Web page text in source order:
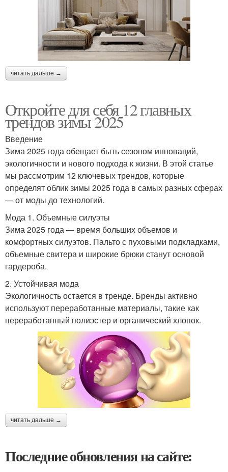
читать дальше →
Откройте для себя 12 главных
трендов зимы 2025
Введение
Зима 2025 года обещает быть сезоном инноваций,
экологичности и нового подхода к жизни. В этой статье
мы рассмотрим 12 ключевых трендов, которые
определят облик зимы 2025 года в самых разных сферах
— от моды до технологий.
Мода 1. Объемные силуэты
Зима 2025 года — время больших объемов и
комфортных силуэтов. Пальто с пуховыми подкладками,
объемные свитера и широкие брюки станут основой
гардероба.
2. Устойчивая мода
Экологичность остается в тренде. Бренды активно
используют переработанные материалы, такие как
переработанный полиэстер и органический хлопок.
читать дальше →
Последние обновления на сайте: